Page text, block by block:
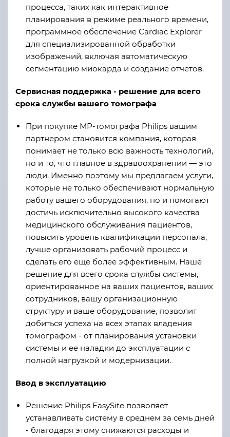
процесса, таких как интерактивное
планирования в режиме реального времени,
программное обеспечение Cardiac Explorer
для специализированной обработки
изображений, включая автоматическую
сегментацию миокарда и создание отчетов.
Сервисная поддержка - решение для всего
срока службы вашего томографа
При покупке МР-томографа Philips вашим
партнером становится компания, которая
понимает не только всю важность технологий,
но и то, что главное в здравоохранении — это
люди. Именно поэтому мы предлагаем услуги,
которые не только обеспечивают нормальную
работу вашего оборудования, но и помогают
достичь исключительно высокого качества
медицинского обслуживания пациентов,
повысить уровень квалификации персонала,
лучше организовать рабочий процесс и
сделать его еще более эффективным. Наше
решение для всего срока службы системы,
ориентированное на ваших пациентов, ваших
сотрудников, вашу организационную
структуру и ваше оборудование, позволит
добиться успеха на всех этапах владения
томографом - от планирования установки
системы и ее наладки до эксплуатации с
полной нагрузкой и модернизации.
Ввод в эксплуатацию
Решение Philips EasySite позволяет
устанавливать систему в среднем за семь дней
- благодаря этому снижаются расходы и